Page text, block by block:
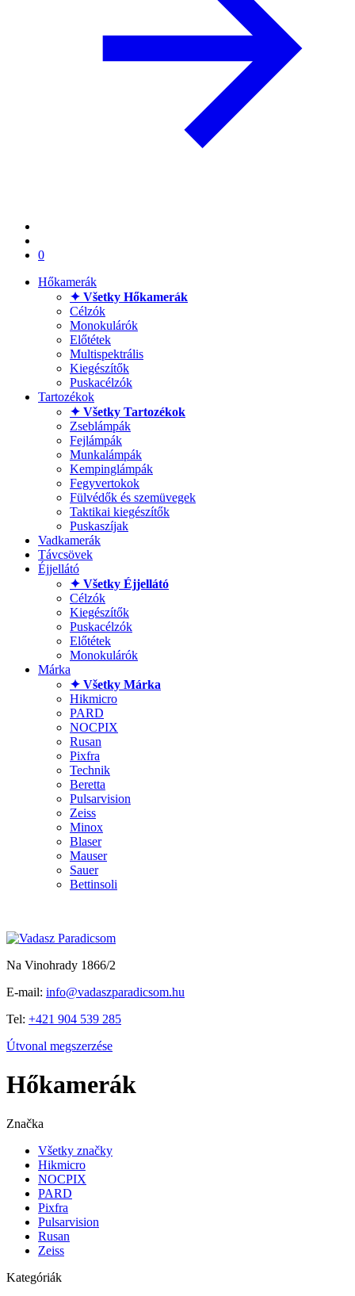
0
Hőkamerák
✦ Všetky Hőkamerák
Célzók
Monokulárók
Előtétek
Multispektrális
Kiegészítők
Puskacélzók
Tartozékok
✦ Všetky Tartozékok
Zseblámpák
Fejlámpák
Munkalámpák
Kempinglámpák
Fegyvertokok
Fülvédők és szemüvegek
Taktikai kiegészítők
Puskaszíjak
Vadkamerák
Távcsövek
Éjjellátó
✦ Všetky Éjjellátó
Célzók
Kiegészítők
Puskacélzók
Előtétek
Monokulárók
Márka
✦ Všetky Márka
Hikmicro
PARD
NOCPIX
Rusan
Pixfra
Technik
Beretta
Pulsarvision
Zeiss
Minox
Blaser
Mauser
Sauer
Bettinsoli
Na Vinohrady 1866/2
E-mail: info@vadaszparadicsom.hu
Tel: +421 904 539 285
Útvonal megszerzése
Hőkamerák
Značka
Všetky značky
Hikmicro
NOCPIX
PARD
Pixfra
Pulsarvision
Rusan
Zeiss
Kategóriák